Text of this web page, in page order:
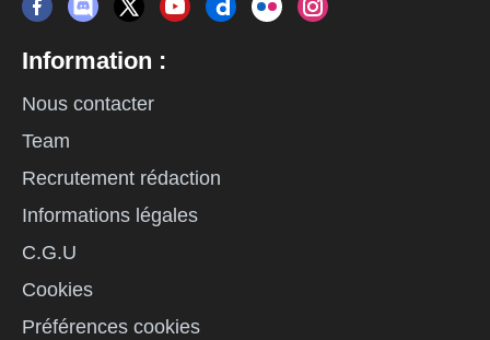
Information :
Nous contacter
Team
Recrutement rédaction
Informations légales
C.G.U
Cookies
Préférences cookies